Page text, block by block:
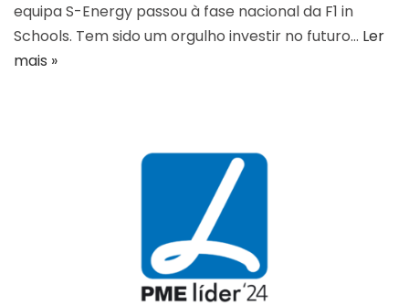
equipa S-Energy passou à fase nacional da F1 in
Schools. Tem sido um orgulho investir no futuro… Ler
mais »